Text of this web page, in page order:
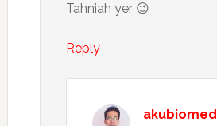
Tahniah yer 😉
Reply
akubiomed